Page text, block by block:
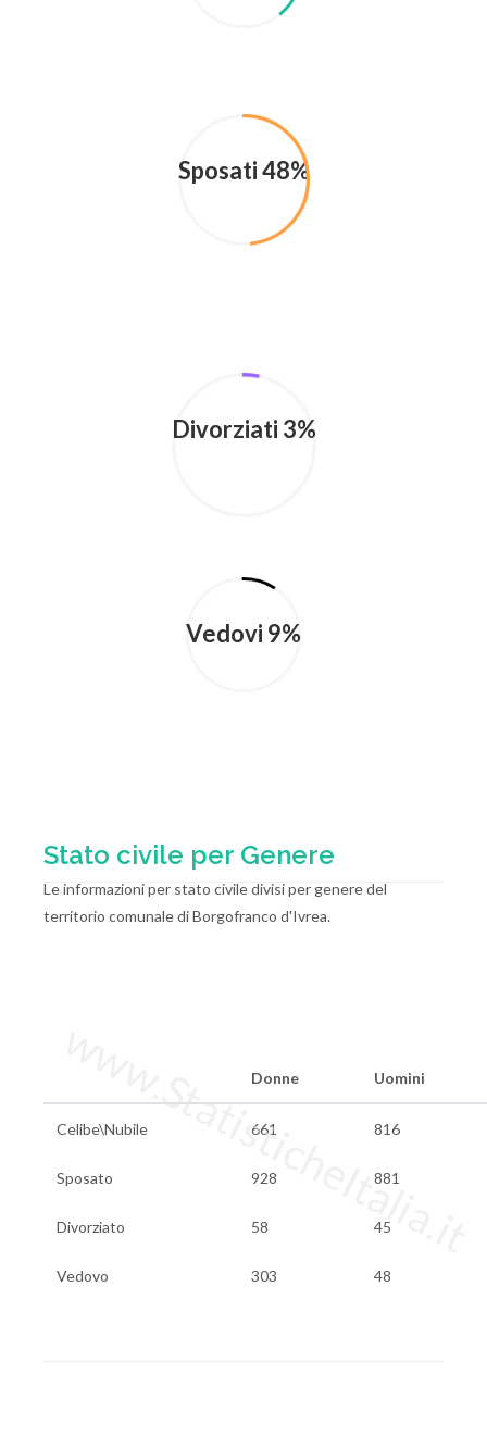
Sposati 48%
Divorziati 3%
Vedovi 9%
Stato civile per Genere
Le informazioni per stato civile divisi per genere del
territorio comunale di Borgofranco d'Ivrea.
Donne Uomini
Celibe\Nubile 661 816
Sposato 928 881
Divorziato 58 45
Vedovo 303 48
www.StatisticheItalia.it